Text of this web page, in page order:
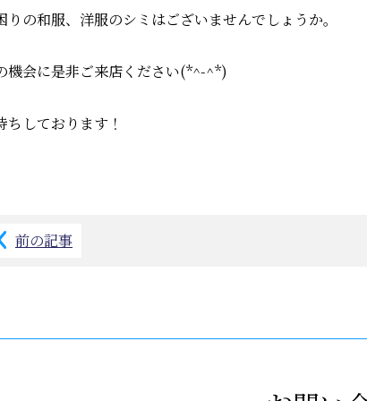
りの和服、洋服のシミはございませんでしょうか。
機会に是非ご来店ください(*^-^*)
ちしております！
前の記事